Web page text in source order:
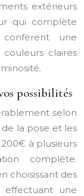
extérieurs
qui complète
confèrent une
claires
possibilités
selon
la pose et les
à plusieurs
complète.
choisissant des
effectuant une